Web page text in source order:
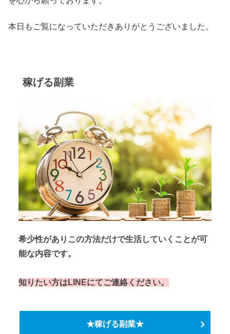
本日もご覧になっていただきありがとうございました。
稼げる副業
希少性がありこの方法だけで生活していくことが可
能な内容です。
知りたい方はLINEにてご連絡ください。
★稼げる副業★